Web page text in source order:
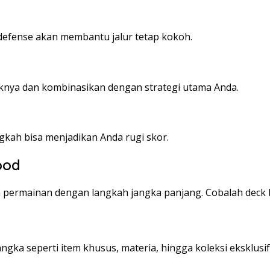
akan membantu jalur tetap kokoh.
dan kombinasikan dengan strategi utama Anda.
bisa menjadikan Anda rugi skor.
dengan langkah jangka panjang. Cobalah
seperti item khusus, materia, hingga koleksi